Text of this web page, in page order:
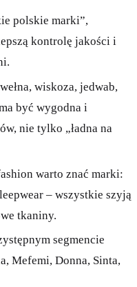
polskie marki”,
kontrolę jakości i
wiskoza, jedwab,
być wygodna i
nie tylko „ładna na
warto znać marki:
– wszystkie szyją
tkaniny.
segmencie
Mefemi, Donna, Sinta,